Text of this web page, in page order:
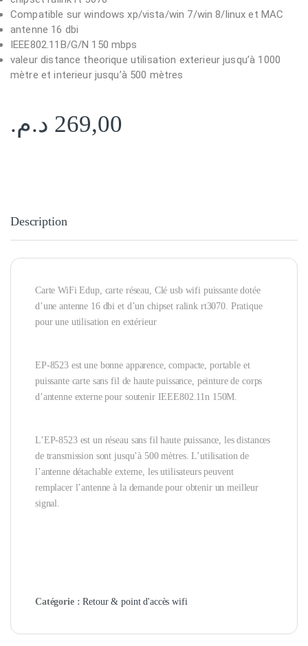
Compatible sur windows xp/vista/win 7/win 8/linux et MAC
antenne 16 dbi
IEEE802.11B/G/N 150 mbps
valeur distance theorique utilisation exterieur jusqu’à 1000
mètre et interieur jusqu’à 500 mètres
269,00 د.م.
Description
Carte WiFi Edup, carte réseau, Clé usb wifi puissante dotée
d’une antenne 16 dbi et d’un chipset ralink rt3070. Pratique
pour une utilisation en extérieur
EP-8523 est une bonne apparence, compacte, portable et
puissante carte sans fil de haute puissance, peinture de corps
d’antenne externe pour soutenir IEEE802.11n 150M.
L’EP-8523 est un réseau sans fil haute puissance, les distances
de transmission sont jusqu’à 500 mètres. L’utilisation de
l’antenne détachable externe, les utilisateurs peuvent
remplacer l’antenne à la demande pour obtenir un meilleur
signal.
Catégorie :Retour & point d'accès wifi